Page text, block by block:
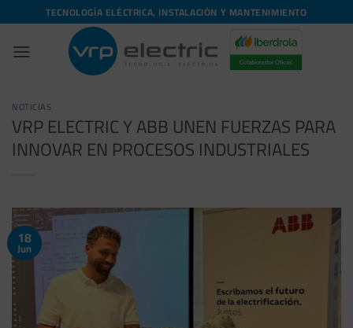
al
contenido
TECNOLOGÍA ELÉCTRICA, INSTALACIÓN Y MANTENIMIENTO
NOTICIAS
VRP ELECTRIC Y ABB UNEN FUERZAS PARA
INNOVAR EN PROCESOS INDUSTRIALES
18
Jun